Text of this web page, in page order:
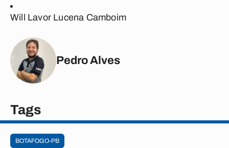
Will Lavor Lucena Camboim
Pedro Alves
Tags
BOTAFOGO-PB